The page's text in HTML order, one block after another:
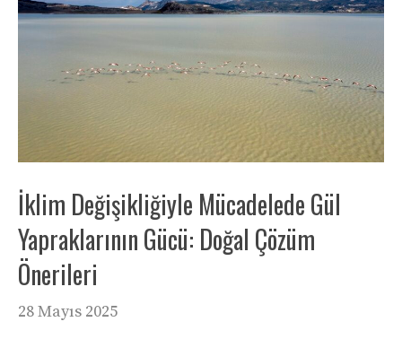
İklim Değişikliğiyle Mücadelede Gül
Yapraklarının Gücü: Doğal Çözüm
Önerileri
28 Mayıs 2025